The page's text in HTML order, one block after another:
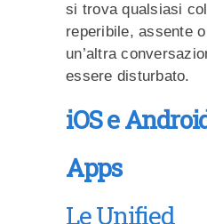
si trova qualsiasi
reperibile, assente
un’altra
essere disturbato.
iOS e
Apps
Le Unified